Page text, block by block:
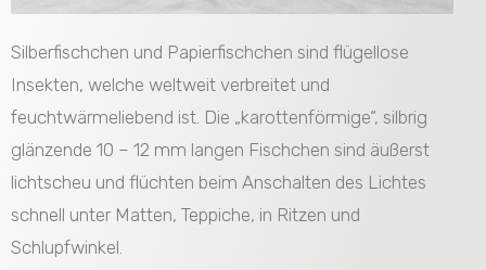
Silberfischchen und Papierfischchen sind flügellose
Insekten, welche weltweit verbreitet und
feuchtwärmeliebend ist. Die „karottenförmige“, silbrig
glänzende 10 – 12 mm langen Fischchen sind äußerst
lichtscheu und flüchten beim Anschalten des Lichtes
schnell unter Matten, Teppiche, in Ritzen und
Schlupfwinkel.